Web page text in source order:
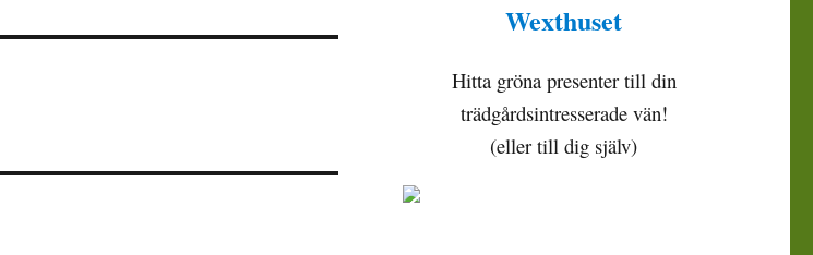
Wexthuset
Hitta gröna presenter till din
trädgårdsintresserade vän!
(eller till dig själv)